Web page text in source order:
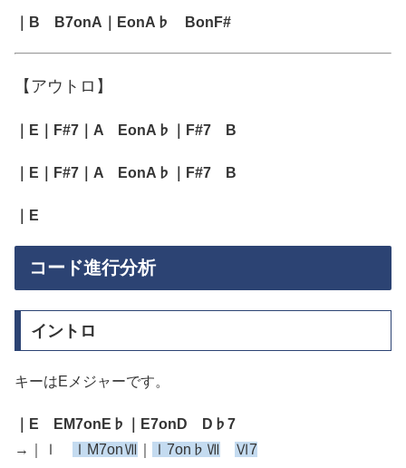
｜B B7onA｜EonA♭ BonF#
【アウトロ】
｜E｜F#7｜A EonA♭｜F#7 B
｜E｜F#7｜A EonA♭｜F#7 B
｜E
コード進行分析
イントロ
キーはEメジャーです。
｜E EM7onE♭｜E7onD D♭7
→｜Ⅰ
ⅠM7onⅦ Ⅰ7on♭Ⅶ Ⅵ7